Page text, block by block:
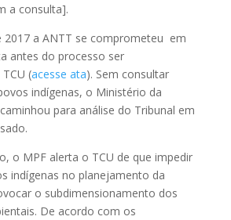
a consulta].
2017 a ANTT se comprometeu em
antes do processo ser
(acesse ata). Sem consultar
indígenas, o Ministério da
para análise do Tribunal em
o MPF alerta o TCU de que impedir
indígenas no planejamento da
o subdimensionamento dos
De acordo com os